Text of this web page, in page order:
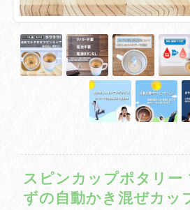
スピンカップポタリー
ずの自動かき混ぜカッ